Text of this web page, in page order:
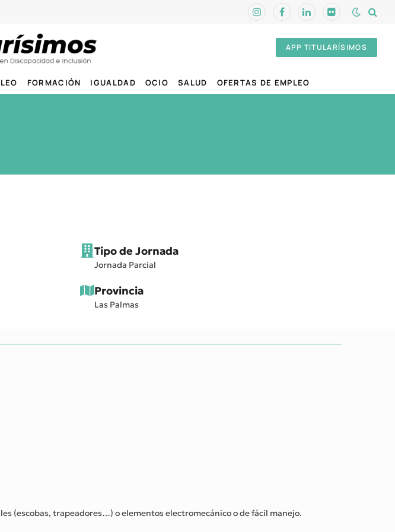
InstagramFacebookLinkedInFlickr
APP TITULARÍSIMOS
FORMACIÓN IGUALDAD OCIO SALUD OFERTAS DE EMPLEO
Tipo de Jornada
Jornada Parcial
Provincia
Las Palmas
(escobas, trapeadores…) o elementos electromecánico o de fácil manejo.